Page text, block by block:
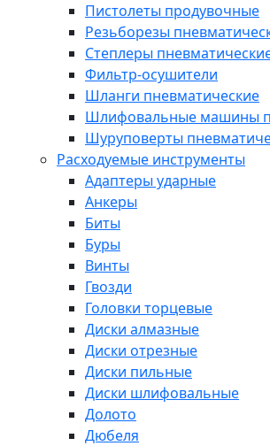
Пистолеты продувочные
Резьборезы
Степлеры
Фильтр-осушители
Шланги пневматические
Шлифовальные машины
Шуруповерты
Расходуемые инструменты
Адаптеры ударные
Анкеры
Биты
Буры
Винты
Гвозди
Головки торцевые
Диски алмазные
Диски отрезные
Диски пильные
Диски шлифовальные
Долото
Дюбеля